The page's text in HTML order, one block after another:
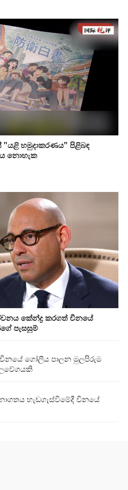
හමුදාකරණය" පිළිබඳ
නොහැක
කේන්ද්‍ර කරගත් චීනයේ
පැසසුම්
ගෝලීය පාලන මුලපිරුම
හැඩගැස්වීමේදී චීනයේ